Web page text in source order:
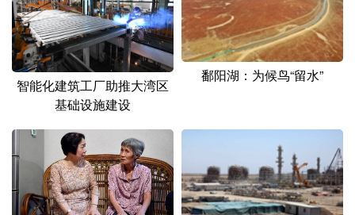
智能化建筑工厂助推大湾区
基础设施建设
鄱阳湖：为候鸟“留水”